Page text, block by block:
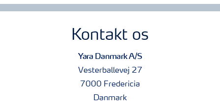
Kontakt os
Yara Danmark A/S
Vesterballevej 27
7000 Fredericia
Danmark